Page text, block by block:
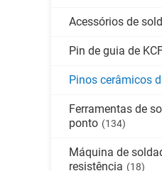
Acessórios de
Pin de guia de
Pinos cerâmicos
Ferramentas de
ponto (134)
Máquina de
resistência (18)